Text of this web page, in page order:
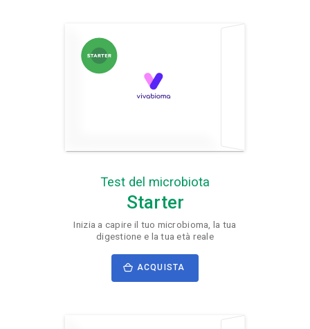
Test del microbiota
Starter
Inizia a capire il tuo microbioma, la tua
digestione e la tua età reale
ACQUISTA